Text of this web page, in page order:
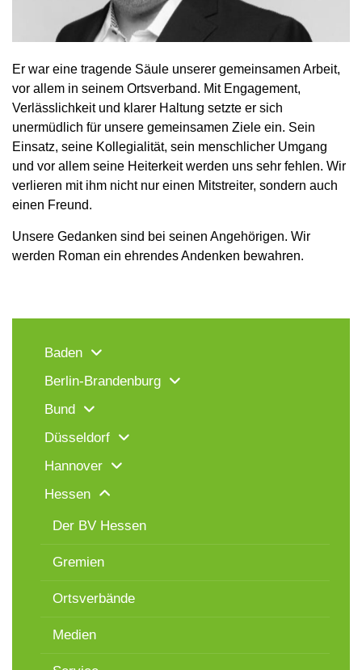
Er war eine tragende Säule unserer gemeinsamen Arbeit,
vor allem in seinem Ortsverband. Mit Engagement,
Verlässlichkeit und klarer Haltung setzte er sich
unermüdlich für unsere gemeinsamen Ziele ein. Sein
Einsatz, seine Kollegialität, sein menschlicher Umgang
und vor allem seine Heiterkeit werden uns sehr fehlen. Wir
verlieren mit ihm nicht nur einen Mitstreiter, sondern auch
einen Freund.
Unsere Gedanken sind bei seinen Angehörigen. Wir
werden Roman ein ehrendes Andenken bewahren.
Baden
Berlin-Brandenburg
Bund
Düsseldorf
Hannover
Hessen
Der BV Hessen
Gremien
Ortsverbände
Medien